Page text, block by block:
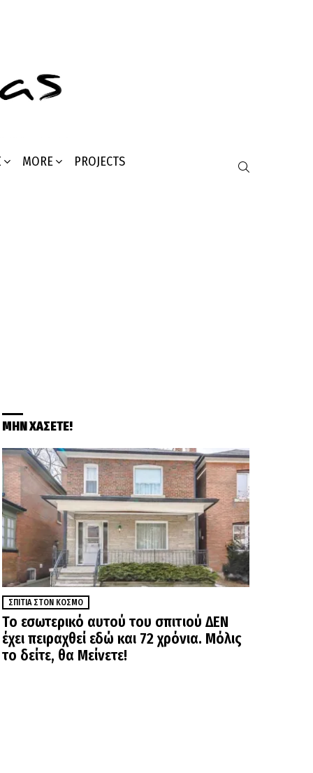
MORE PROJECTS
ΜΗΝ ΧΑΣΕΤΕ!
ΣΠΊΤΙΑ ΣΤΟΝ ΚΌΣΜΟ
Το εσωτερικό αυτού του σπιτιού ΔΕΝ
έχει πειραχθεί εδώ και 72 χρόνια. Μόλις
το δείτε, θα Μείνετε!